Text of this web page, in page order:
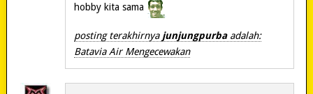
hobby kita sama
posting terakhirnya junjungpurba adalah:
Batavia Air Mengecewakan